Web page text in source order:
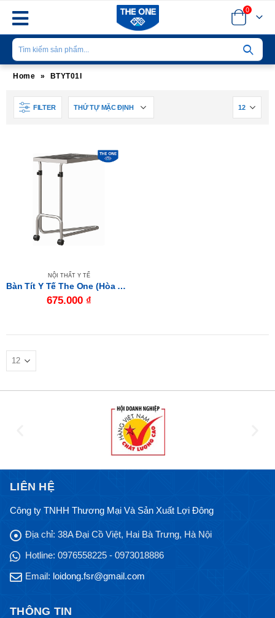
0
Home » BTYT01I
FILTER
NỘI THẤT Y TẾ
Bàn Tít Y Tế The One (Hòa Phát) BTYT01I
675.000 ₫
LIÊN HỆ
Công ty TNHH Thương Mại Và Sản Xuất Lợi Đông
Địa chỉ: 38A Đại Cồ Việt, Hai Bà Trưng, Hà Nội
Hotline: 0976558225 - 0973018886
Email: loidong.fsr@gmail.com
THÔNG TIN